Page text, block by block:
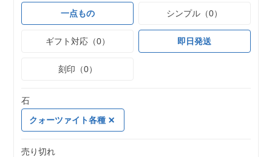
一点もの
シンプル（0）
ギフト対応（0） 即日発送
刻印（0）
石
クォーツァイト各種
売り切れ